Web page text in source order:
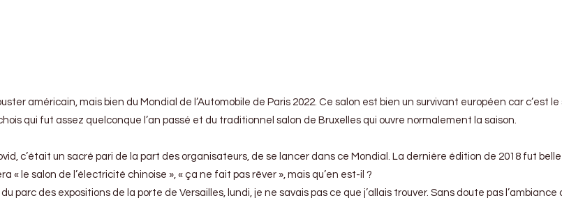
américain, mais bien du Mondial de l’Automobile de Paris 2022. Ce salon est bien un survivant européen car
qui fut assez quelconque l’an passé et du traditionnel salon de Bruxelles qui ouvre normalement la saison.
c’était un sacré pari de la part des organisateurs, de se lancer dans ce Mondial. La dernière édition de 2018 fut
« le salon de l’électricité chinoise », « ça ne fait pas rêver », mais qu’en est-il ?
parc des expositions de la porte de Versailles, lundi, je ne savais pas ce que j’allais trouver. Sans doute pas